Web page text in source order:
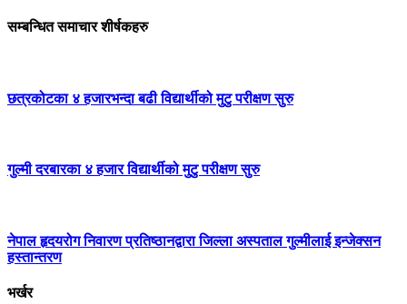
सम्बन्धित समाचार शीर्षकहरु
छत्रकोटका ४ हजारभन्दा बढी विद्यार्थीको मुटु परीक्षण सुरु
गुल्मी दरबारका ४ हजार विद्यार्थीको मुटु परीक्षण सुरु
नेपाल हृदयरोग निवारण प्रतिष्ठानद्वारा जिल्ला अस्पताल गुल्मीलाई इन्जेक्सन
हस्तान्तरण
भर्खर